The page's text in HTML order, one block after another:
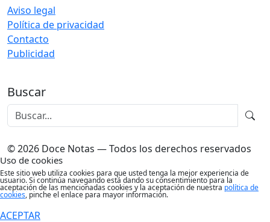
Aviso legal
Política de privacidad
Contacto
Publicidad
Buscar
© 2026 Doce Notas — Todos los derechos reservados
Uso de cookies
Este sitio web utiliza cookies para que usted tenga la mejor experiencia de
usuario. Si continúa navegando está dando su consentimiento para la
aceptación de las mencionadas cookies y la aceptación de nuestra política de
cookies, pinche el enlace para mayor información.
ACEPTAR